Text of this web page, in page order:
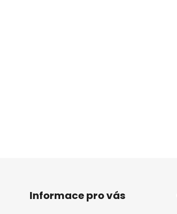
Informace pro vás